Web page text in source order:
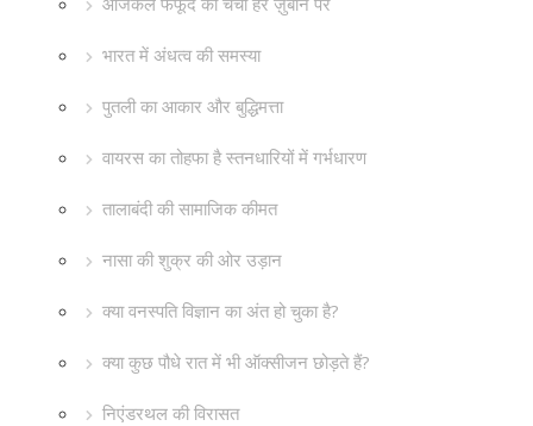
भारत में अंधत्व की समस्या
पुतली का आकार और बुद्धिमत्ता
वायरस का तोहफा है स्तनधारियों में गर्भधारण
तालाबंदी की सामाजिक कीमत
नासा की शुक्र की ओर उड़ान
क्या वनस्पति विज्ञान का अंत हो चुका है?
क्या कुछ पौधे रात में भी ऑक्सीजन छोड़ते हैं?
निएंडरथल की विरासत